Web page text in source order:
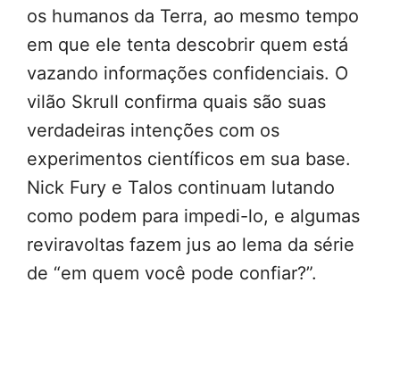
os humanos da Terra, ao mesmo tempo
em que ele tenta descobrir quem está
vazando informações confidenciais. O
vilão Skrull confirma quais são suas
verdadeiras intenções com os
experimentos científicos em sua base.
Nick Fury e Talos continuam lutando
como podem para impedi-lo, e algumas
reviravoltas fazem jus ao lema da série
de “em quem você pode confiar?”.